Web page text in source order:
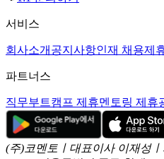
서비스
회사소개 공지사항인재 채용제
파트너스
직무부트캠프 제휴멘토링 제휴
(주)코멘토ㅣ대표이사 이재성